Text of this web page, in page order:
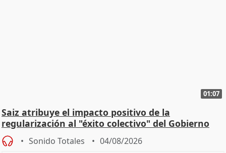
01:07
Saiz atribuye el impacto positivo de la
regularización al "éxito colectivo" del Gobierno
Sonido Totales 04/08/2026